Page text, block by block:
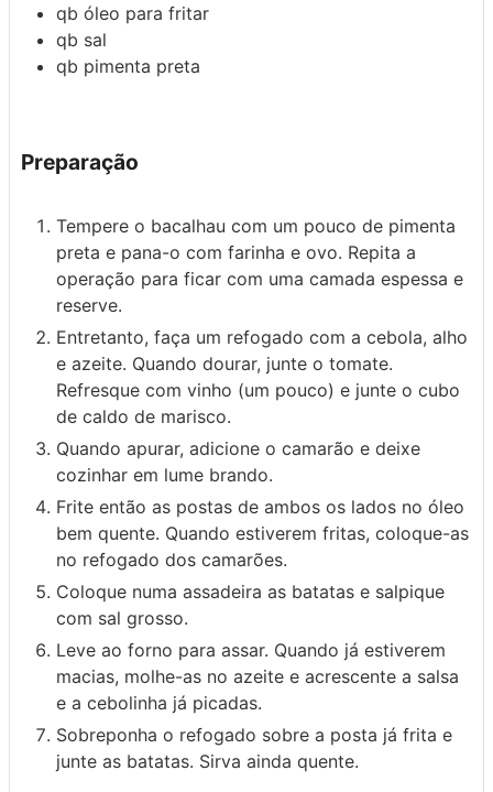
qb óleo para fritar
qb sal
qb pimenta preta
Preparação
Tempere o bacalhau com um pouco de pimenta
preta e pana-o com farinha e ovo. Repita a
operação para ficar com uma camada espessa e
reserve.
Entretanto, faça um refogado com a cebola, alho
e azeite. Quando dourar, junte o tomate.
Refresque com vinho (um pouco) e junte o cubo
de caldo de marisco.
Quando apurar, adicione o camarão e deixe
cozinhar em lume brando.
Frite então as postas de ambos os lados no óleo
bem quente. Quando estiverem fritas, coloque-as
no refogado dos camarões.
Coloque numa assadeira as batatas e salpique
com sal grosso.
Leve ao forno para assar. Quando já estiverem
macias, molhe-as no azeite e acrescente a salsa
e a cebolinha já picadas.
Sobreponha o refogado sobre a posta já frita e
junte as batatas. Sirva ainda quente.